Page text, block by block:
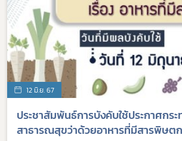
12 มิ.ย. 67
ประชาสัมพันธ์การบังคับใช้ประกาศกระ
สาธารณสุขว่าด้วยอาหารที่มีสารพิษต